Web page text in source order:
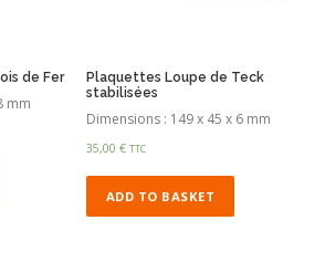
de Fer
mm
Plaquettes Loupe de Teck
stabilisées
Dimensions : 149 x 45 x 6 mm
35,00€ TTC
ADD TO BASKET